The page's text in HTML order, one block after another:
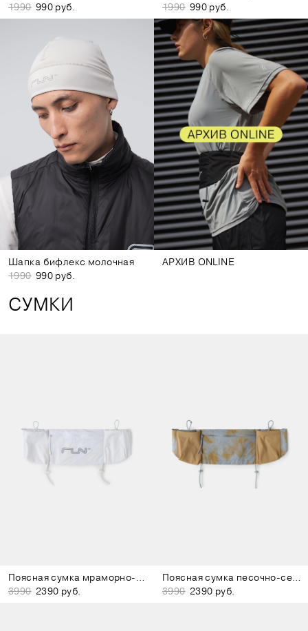
1990 990 руб.
1990 990 руб.
Шапка бифлекс молочная
1990 990 руб.
АРХИВ ONLINE
СУМКИ
Поясная сумка мраморно-белая
3990 2390 руб.
Поясная сумка песочно-серая
3990 2390 руб.